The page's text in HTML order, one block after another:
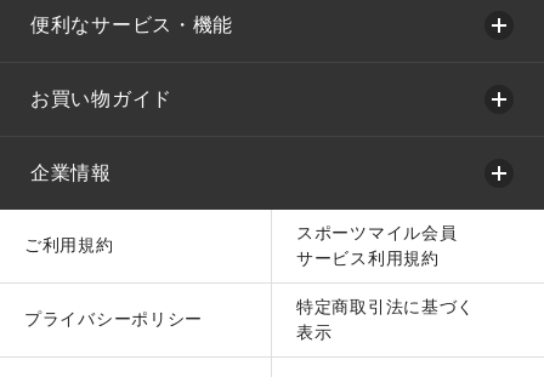
便利なサービス・機能
お買い物ガイド
企業情報
ご利用規約
スポーツマイル会員
サービス利用規約
プライバシーポリシー
特定商取引法に基づく
表示